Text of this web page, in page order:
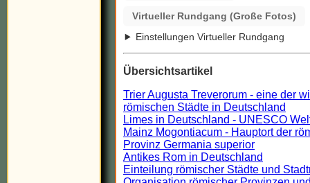
Virtueller Rundgang (Große Fotos)
Einstellungen Virtueller Rundgang
Übersichtsartikel
Trier Augusta Treverorum - eine der
römischen Städte in Deutschland
Limes in Deutschland - UNESCO
Mainz Mogontiacum - Hauptort der
Provinz Germania superior
Antikes Rom in Deutschland
Einteilung römischer Städte und